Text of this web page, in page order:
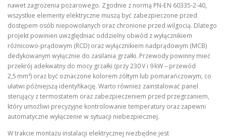
nawet zagrożenia pożarowego. Zgodnie z normą PN‑EN 60335‑2‑40,
wszystkie elementy elektryczne muszą być zabezpieczone przed
dostępem osób niepowołanych oraz chronione przed wilgocią. Dlatego
projekt powinien uwzględniać oddzielny obwód z wyłącznikiem
różnicowo-prądowym (RCD) oraz wyłącznikiem nadprądowym (MCB)
dedykowanym wyłącznie do zasilania grzałki. Przewody powinny mieć
przekrój adekwatny do mocy grzałki (przy 230 V i 9 kW – przewód
2,5 mm²) oraz być oznaczone kolorem żółtym lub pomarańczowym, co
ułatwi późniejszą identyfikację. Warto również zainstalować panel
sterujący z termostatem oraz zabezpieczeniem przed przegrzaniem,
który umożliwi precyzyjne kontrolowanie temperatury oraz zapewni
automatyczne wyłączenie w sytuacji niebezpiecznej.
W trakcie montażu instalacji elektrycznej niezbędne jest